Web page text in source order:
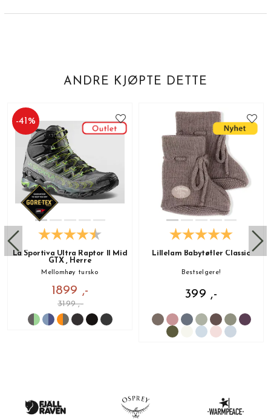
ANDRE KJØPTE DETTE
-41 %
La Sportiva Ultra Raptor II Mid
GTX , Herre
Mellomhøy tursko
1899 ,-
3199 ,-
Lillelam Babytøfler Classic
Bestselgere!
399 ,-